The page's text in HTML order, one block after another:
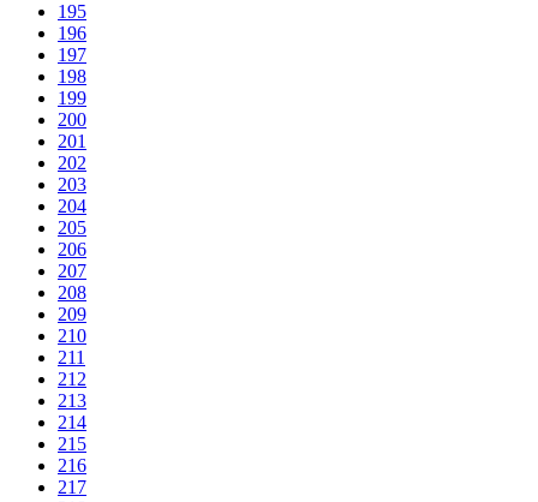
195
196
197
198
199
200
201
202
203
204
205
206
207
208
209
210
211
212
213
214
215
216
217